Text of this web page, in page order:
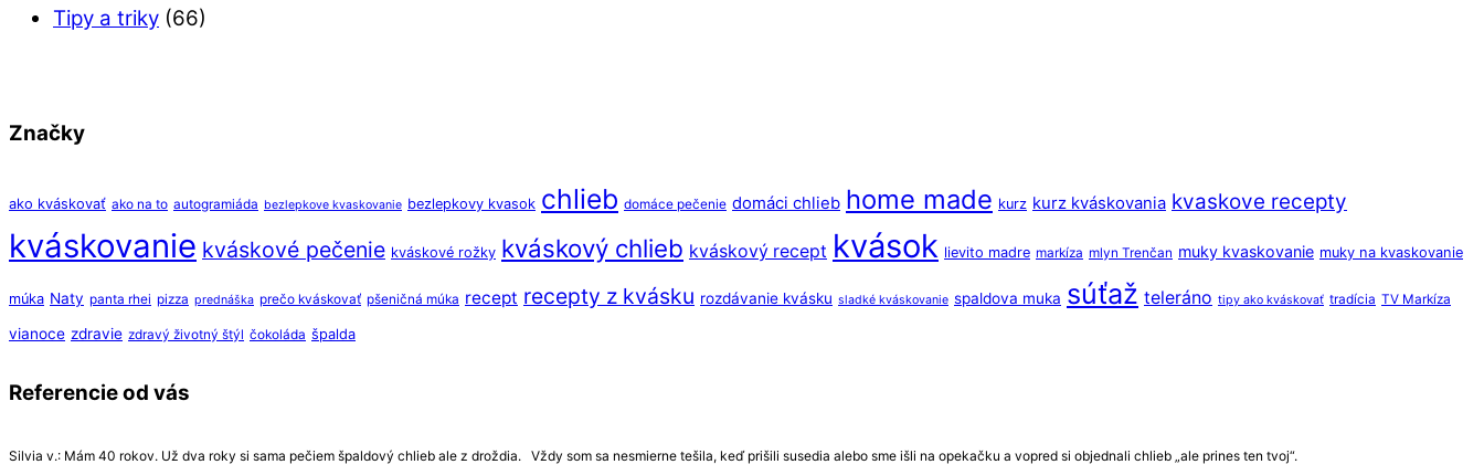
Tipy a triky (66)
Značky
ako kváskovať ako na to autogramiáda bezlepkove kvaskovanie bezlepkovy kvasok chlieb domáce pečenie domáci chlieb home made kurz kurz kváskovania kvaskove recepty
kváskovanie kváskové pečenie kváskové rožky kváskový chlieb kváskový recept kvások lievito madre markíza mlyn Trenčan muky kvaskovanie muky na kvaskovanie
múka Naty panta rhei pizza prednáška prečo kváskovať pšeničná múka recept recepty z kvásku rozdávanie kvásku sladké kváskovanie spaldova muka súťaž teleráno tipy ako kváskovať tradícia TV Markíza
vianoce zdravie zdravý životný štýl čokoláda špalda
Referencie od vás
Silvia v.: Mám 40 rokov. Už dva roky si sama pečiem špaldový chlieb ale z droždia. Vždy som sa nesmierne tešila, keď prišili susedia alebo sme išli na opekačku a vopred si objednali chlieb „ale prines ten tvoj“.